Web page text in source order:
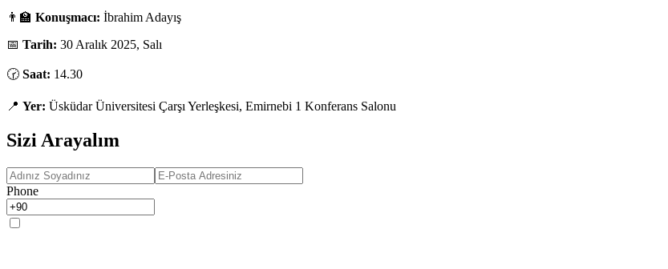
👨‍🏫 Konuşmacı: İbrahim Adayış
📅 Tarih: 30 Aralık 2025, Salı
🕝 Saat: 14.30
📍 Yer: Üsküdar Üniversitesi Çarşı Yerleşkesi, Emirnebi 1 Konferans Salonu
Sizi Arayalım
Phone